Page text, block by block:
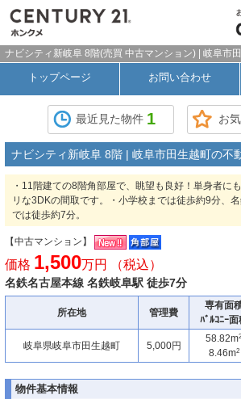
ナビシティ新岐阜 8階(売買 中古マンション) | 岐阜市田
トップページ お問い合わせ
最近見た物件 1 お
ナビシティ新岐阜 8階 | 岐阜市田生越町の不
・11階建ての8階角部屋で、眺望も良好！単身者に
リな3DKの間取です。・小学校までは徒歩約9分、
では徒歩約7分。
【中古マンション】
価格 1,500万円 （税込）
名鉄名古屋本線 名鉄岐阜駅 徒歩7分
所在地 管理費
専有面
ﾊﾞﾙｺﾆｰ面
岐阜県岐阜市田生越町 5,000円
58.82m2
8.46m2
物件基本情報